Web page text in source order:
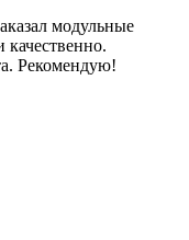
модульные
качественно.
Рекомендую!